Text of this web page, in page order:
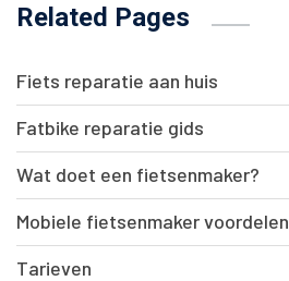
Related Pages
Fiets reparatie aan huis
Fatbike reparatie gids
Wat doet een fietsenmaker?
Mobiele fietsenmaker voordelen
Tarieven